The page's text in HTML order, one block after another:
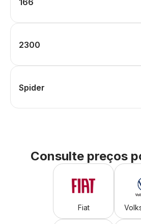
166
2300
Spider
Consulte preços
Fiat